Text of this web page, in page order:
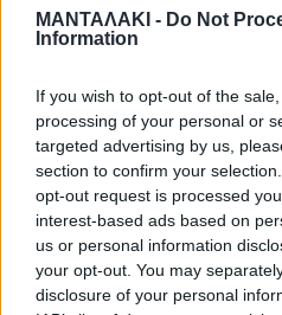
ΜΑΝΤΑΛΑΚΙ - Do Not
Information
If you wish to opt-out of the
processing of your personal or
targeted advertising by us,
section to confirm your
opt-out request is processed
interest-based ads based on
us or personal information
your opt-out. You may
disclosure of your personal
Και την ώρα που
Αρχών και
δεν έχουν βρεθεί
σορτσάκι της και
Από εκείνο το
πήραν ρούχα,